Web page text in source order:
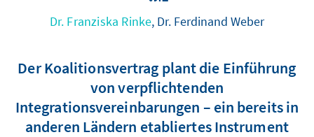
Dr. Franziska Rinke, Dr. Ferdinand Weber
Der Koalitionsvertrag plant die Einführung
von verpflichtenden
Integrationsvereinbarungen – ein bereits in
anderen Ländern etabliertes Instrument